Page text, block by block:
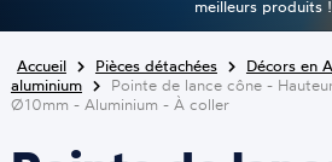
meilleurs produits !
Accueil Pièces détachées Décors en
aluminium
Pointe de lance cône -
Ø10mm - Aluminium - À coller